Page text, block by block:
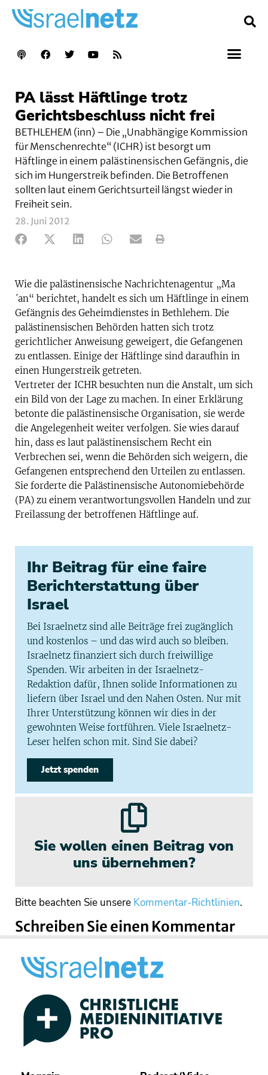
PA lässt Häftlinge trotz
Gerichtsbeschluss nicht frei
BETHLEHEM (inn) – Die „Unabhängige Kommission
für Menschenrechte“ (ICHR) ist besorgt um
Häftlinge in einem palästinensischen Gefängnis, die
sich im Hungerstreik befinden. Die Betroffenen
sollten laut einem Gerichtsurteil längst wieder in
Freiheit sein.
28. Juni 2012
Wie die palästinensische Nachrichtenagentur „Ma
´an“ berichtet, handelt es sich um Häftlinge in einem
Gefängnis des Geheimdienstes in Bethlehem. Die
palästinensischen Behörden hatten sich trotz
gerichtlicher Anweisung geweigert, die Gefangenen
zu entlassen. Einige der Häftlinge sind daraufhin in
einen Hungerstreik getreten.
Vertreter der ICHR besuchten nun die Anstalt, um sich
ein Bild von der Lage zu machen. In einer Erklärung
betonte die palästinensische Organisation, sie werde
die Angelegenheit weiter verfolgen. Sie wies darauf
hin, dass es laut palästinensischem Recht ein
Verbrechen sei, wenn die Behörden sich weigern, die
Gefangenen entsprechend den Urteilen zu entlassen.
Sie forderte die Palästinensische Autonomiebehörde
(PA) zu einem verantwortungsvollen Handeln und zur
Freilassung der betroffenen Häftlinge auf.
Ihr Beitrag für eine faire
Berichterstattung über
Israel
Bei Israelnetz sind alle Beiträge frei zugänglich
und kostenlos – und das wird auch so bleiben.
Israelnetz finanziert sich durch freiwillige
Spenden. Wir arbeiten in der Israelnetz-
Redaktion dafür, Ihnen solide Informationen zu
liefern über Israel und den Nahen Osten. Nur mit
Ihrer Unterstützung können wir dies in der
gewohnten Weise fortführen. Viele Israelnetz-
Leser helfen schon mit. Sind Sie dabei?
Jetzt spenden
Sie wollen einen Beitrag von
uns übernehmen?
Bitte beachten Sie unsere Kommentar-Richtlinien.
Schreiben Sie einen Kommentar